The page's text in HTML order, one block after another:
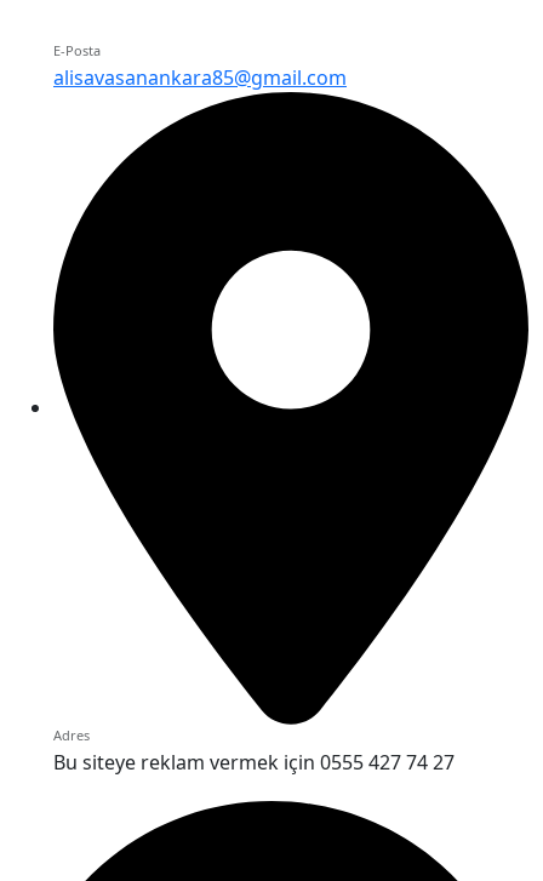
E-Posta
alisavasanankara85@gmail.com
Adres
Bu siteye reklam vermek için 0555 427 74 27